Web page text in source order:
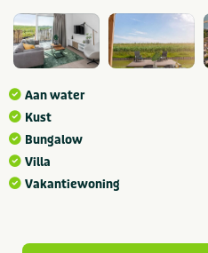
Aan water
Kust
Bungalow
Villa
Vakantiewoning